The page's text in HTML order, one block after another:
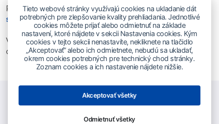
Prihlásiť sa môžete na:https://composers-
summit.com/
Vstupenky si môžete zakúpiť na webe summitu alebo
cez sieť Ticketportal.
Prečítajte si aj
Tieto webové stránky využívajú cookies na ukladanie dát
potrebných pre zlepšovanie kvality prehliadania. Jednotlivé
cookies môžete prijať alebo odmietnuť na základe
nastavení, ktoré nájdete v sekcii Nastavenia cookies. Kým
cookies v tejto sekcii nenastavíte, nekliknete na tlačidlo
„Akceptovať“ alebo ich odmietnete, nebudú sa ukladať,
okrem cookies potrebných pre technický chod stránky.
Zoznam cookies a ich nastavenie nájdete nižšie.
Akceptovať všetky
Odmietnuť všetky